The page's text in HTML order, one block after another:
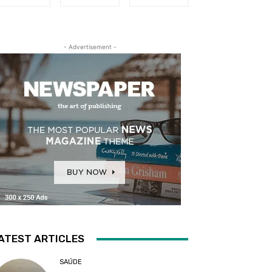
- Advertisement -
ARTICLES
SAÚDE